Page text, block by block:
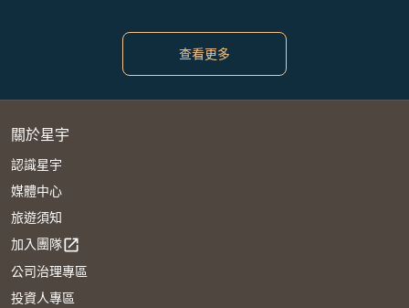
查看更多
關於星宇
認識星宇
媒體中心
旅遊須知
加入團隊open_in_new
公司治理專區
投資人專區